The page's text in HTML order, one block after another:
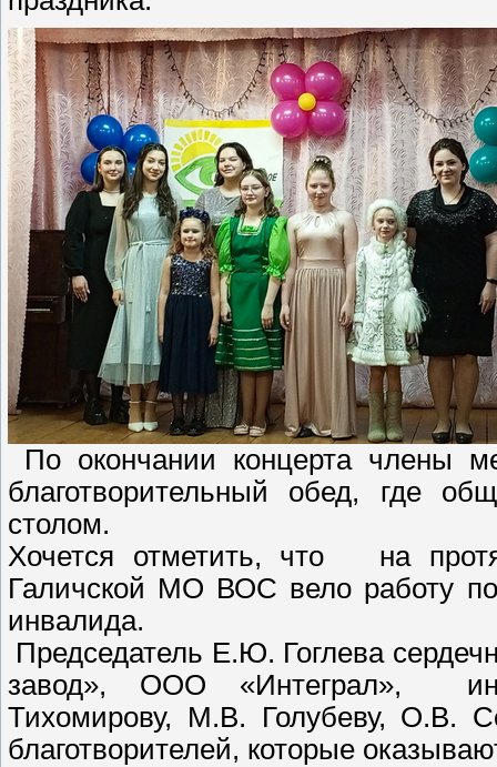
По окончании концерта члены
благотворительный обед, где
столом.
Хочется отметить, что на
Галичской МО ВОС вело работу
инвалида.
Председатель Е.Ю. Гоглева
завод», ООО «Интеграл»,
Тихомирову, М.В. Голубеву, О.В.
благотворителей, которые